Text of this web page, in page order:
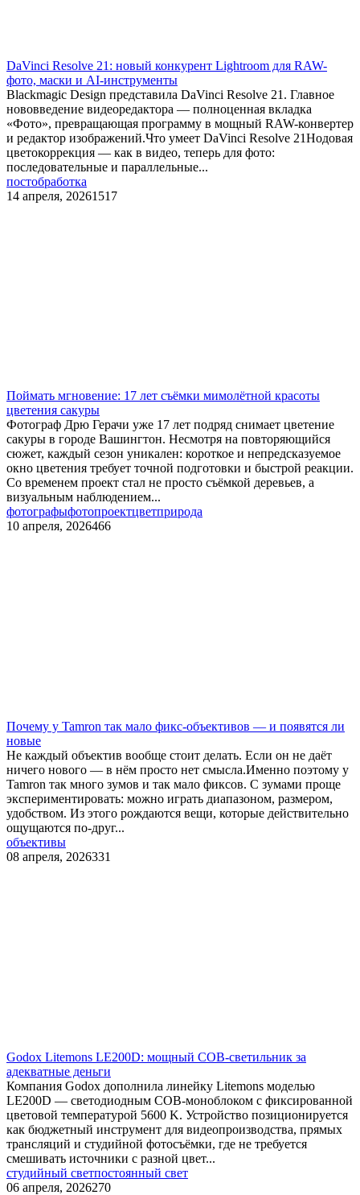
DaVinci Resolve 21: новый конкурент Lightroom для RAW-
фото, маски и AI-инструменты
Blackmagic Design представила DaVinci Resolve 21. Главное
нововведение видеоредактора — полноценная вкладка
«Фото», превращающая программу в мощный RAW-конвертер
и редактор изображений.Что умеет DaVinci Resolve 21Нодовая
цветокоррекция — как в видео, теперь для фото:
последовательные и параллельные...
постобработка
14 апреля, 20261517
Поймать мгновение: 17 лет съёмки мимолётной красоты
цветения сакуры
Фотограф Дрю Герачи уже 17 лет подряд снимает цветение
сакуры в городе Вашингтон. Несмотря на повторяющийся
сюжет, каждый сезон уникален: короткое и непредсказуемое
окно цветения требует точной подготовки и быстрой реакции.
Со временем проект стал не просто съёмкой деревьев, а
визуальным наблюдением...
фотографыфотопроектцветприрода
10 апреля, 2026466
Почему у Tamron так мало фикс-объективов — и появятся ли
новые
Не каждый объектив вообще стоит делать. Если он не даёт
ничего нового — в нём просто нет смысла.Именно поэтому у
Tamron так много зумов и так мало фиксов. С зумами проще
экспериментировать: можно играть диапазоном, размером,
удобством. Из этого рождаются вещи, которые действительно
ощущаются по-друг...
объективы
08 апреля, 2026331
Godox Litemons LE200D: мощный COB-светильник за
адекватные деньги
Компания Godox дополнила линейку Litemons моделью
LE200D — светодиодным COB-моноблоком с фиксированной
цветовой температурой 5600 K. Устройство позиционируется
как бюджетный инструмент для видеопроизводства, прямых
трансляций и студийной фотосъёмки, где не требуется
смешивать источники с разной цвет...
студийный светпостоянный свет
06 апреля, 2026270